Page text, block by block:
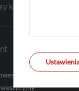
kupna walut
AED